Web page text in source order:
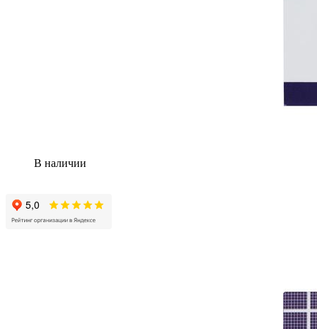
В наличии